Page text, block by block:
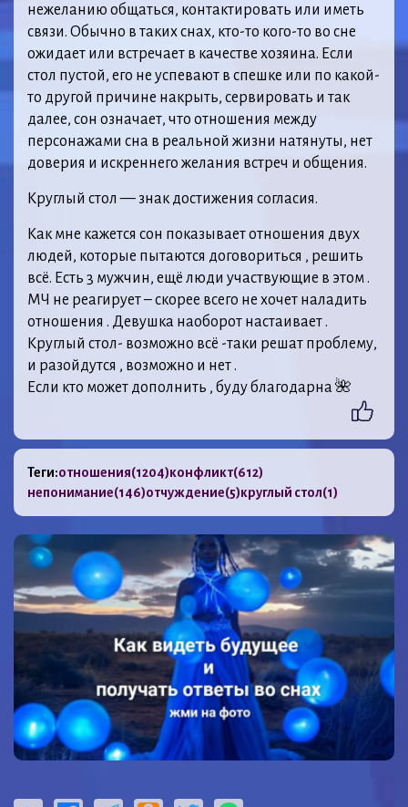
нежеланию общаться, контактировать или иметь
связи. Обычно в таких снах, кто-то кого-то во сне
ожидает или встречает в качестве хозяина. Если
стол пустой, его не успевают в спешке или по какой-
то другой причине накрыть, сервировать и так
далее, сон означает, что отношения между
персонажами сна в реальной жизни натянуты, нет
доверия и искреннего желания встреч и общения.
Круглый стол — знак достижения согласия.
Как мне кажется сон показывает отношения двух
людей, которые пытаются договориться , решить
всё. Есть 3 мужчин, ещё люди участвующие в этом .
МЧ не реагирует – скорее всего не хочет наладить
отношения . Девушка наоборот настаивает .
Круглый стол- возможно всё -таки решат проблему,
и разойдутся , возможно и нет .
Если кто может дополнить , буду благодарна 🌺
Теги:отношения(1204)конфликт(612)
непонимание(146)отчуждение(5)круглый стол(1)